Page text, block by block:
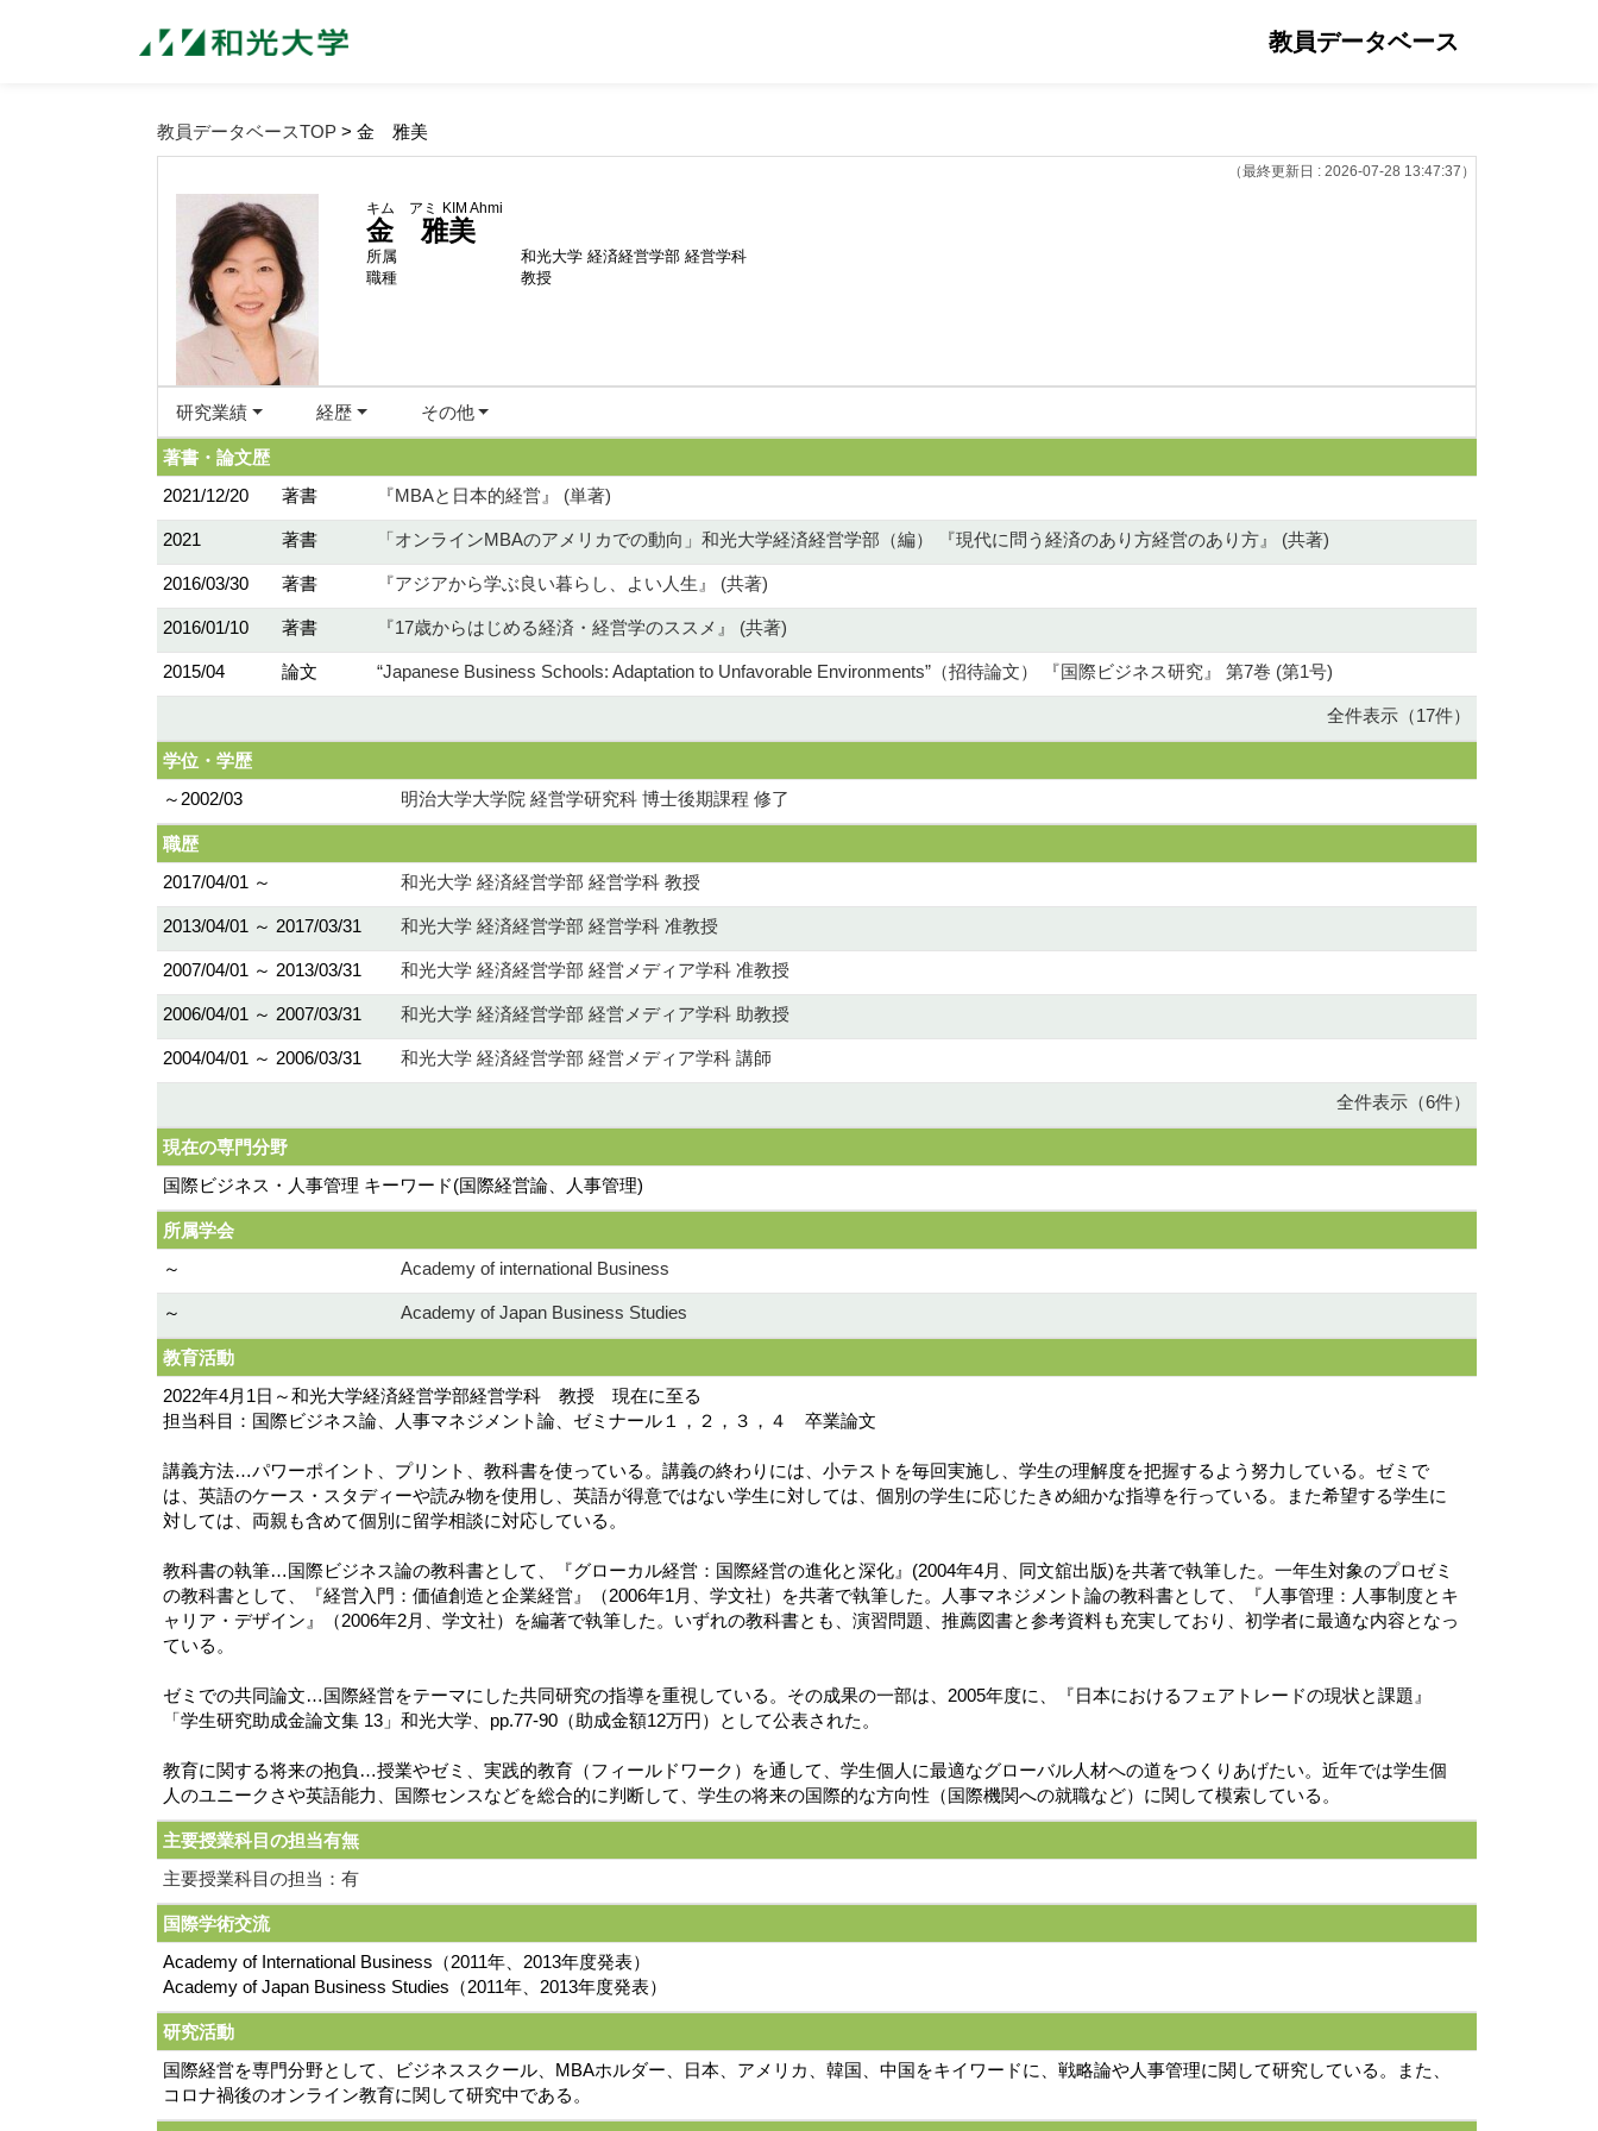
教員データベース
教員データベースTOP > 金 雅美
（最終更新日 : 2026-07-28 13:47:37）
キム アミ KIM Ahmi
金 雅美
所属
和光大学 経済経営学部 経営学科
職種
教授
研究業績 経歴 その他
著書・論文歴
2021/12/20
著書 『MBAと日本的経営』 (単著)
2021 著書 「オンラインMBAのアメリカでの動向」和光大学経済経営学部（編） 『現代に問う経済のあり方経営のあり方』 (共著)
2016/03/30 著書 『アジアから学ぶ良い暮らし、よい人生』 (共著)
2016/01/10 著書 『17歳からはじめる経済・経営学のススメ』 (共著)
2015/04 論文 “Japanese Business Schools: Adaptation to Unfavorable Environments”（招待論文） 『国際ビジネス研究』 第7巻 (第1号)
全件表示（17件）
学位・学歴
～2002/03
明治大学大学院 経営学研究科 博士後期課程 修了
職歴
2017/04/01 ～
和光大学 経済経営学部 経営学科 教授
2013/04/01 ～ 2017/03/31 和光大学 経済経営学部 経営学科 准教授
2007/04/01 ～ 2013/03/31 和光大学 経済経営学部 経営メディア学科 准教授
2006/04/01 ～ 2007/03/31 和光大学 経済経営学部 経営メディア学科 助教授
2004/04/01 ～ 2006/03/31 和光大学 経済経営学部 経営メディア学科 講師
全件表示（6件）
現在の専門分野
国際ビジネス・人事管理 キーワード(国際経営論、人事管理)
所属学会
～
Academy of international Business
～ Academy of Japan Business Studies
教育活動
2022年4月1日～和光大学経済経営学部経営学科 教授 現在に至る
担当科目：国際ビジネス論、人事マネジメント論、ゼミナール１，２，３，４ 卒業論文
講義方法…パワーポイント、プリント、教科書を使っている。講義の終わりには、小テストを毎回実施し、学生の理解度を把握するよう努力している。ゼミで
は、英語のケース・スタディーや読み物を使用し、英語が得意ではない学生に対しては、個別の学生に応じたきめ細かな指導を行っている。また希望する学生に
対しては、両親も含めて個別に留学相談に対応している。
教科書の執筆…国際ビジネス論の教科書として、『グローカル経営：国際経営の進化と深化』(2004年4月、同文舘出版)を共著で執筆した。一年生対象のプロゼミ
の教科書として、『経営入門：価値創造と企業経営』（2006年1月、学文社）を共著で執筆した。人事マネジメント論の教科書として、『人事管理：人事制度とキ
ャリア・デザイン』（2006年2月、学文社）を編著で執筆した。いずれの教科書とも、演習問題、推薦図書と参考資料も充実しており、初学者に最適な内容となっ
ている。
ゼミでの共同論文…国際経営をテーマにした共同研究の指導を重視している。その成果の一部は、2005年度に、『日本におけるフェアトレードの現状と課題』
「学生研究助成金論文集 13」和光大学、pp.77-90（助成金額12万円）として公表された。
教育に関する将来の抱負…授業やゼミ、実践的教育（フィールドワーク）を通して、学生個人に最適なグローバル人材への道をつくりあげたい。近年では学生個
人のユニークさや英語能力、国際センスなどを総合的に判断して、学生の将来の国際的な方向性（国際機関への就職など）に関して模索している。
主要授業科目の担当有無
主要授業科目の担当：有
国際学術交流
Academy of International Business（2011年、2013年度発表）
Academy of Japan Business Studies（2011年、2013年度発表）
研究活動
国際経営を専門分野として、ビジネススクール、MBAホルダー、日本、アメリカ、韓国、中国をキイワードに、戦略論や人事管理に関して研究している。また、
コロナ禍後のオンライン教育に関して研究中である。